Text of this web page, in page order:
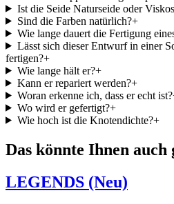
Ist die Seide Naturseide oder
Sind die Farben natürlich?+
Wie lange dauert die Fertigung
Lässt sich dieser Entwurf in einer
fertigen?+
Wie lange hält er?+
Kann er repariert werden?+
Woran erkenne ich, dass er echt ist?
Wo wird er gefertigt?+
Wie hoch ist die Knotendichte?+
Das könnte Ihnen auch
LEGENDS (Neu)